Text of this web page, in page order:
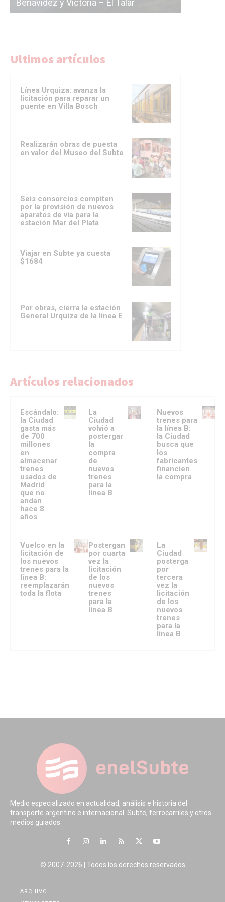
licitación de la línea F
Ultimos artículos
Línea Urquiza: avanza la
licitación para reparar un
puente en Villa Bosch
Realizarán obras de puesta
en valor del Museo del Subte
Seis consorcios compiten
por la provisión de nuevos
aparatos de vía para la
estación Mar del Plata
Viajar en Subte ya cuesta
$1684
Por obras, cierra la estación
General Urquiza de la línea E
Artículos relacionados
Escándalo:
la Ciudad
gasta más
de 700
millones
en
almacenar
trenes
usados de
Madrid
que no
andan
hace 8
años
La
Ciudad
volvió a
postergar
la
compra
de
nuevos
trenes
para la
línea B
Nuevos
trenes para
la línea B:
la Ciudad
busca que
los
fabricantes
financien
la compra
Vuelco en la
licitación de
los nuevos
trenes para la
línea B:
reemplazarán
toda la flota
Postergan
por cuarta
vez la
licitación
de los
nuevos
trenes
para la
línea B
La
Ciudad
posterga
por
tercera
vez la
licitación
de los
nuevos
trenes
para la
línea B
Medio especializado en actualidad, análisis e historia del
transporte argentino e internacional. Subte, ferrocarriles y otros
medios guiados.
© 2007-2026 | Todos los derechos reservados
ARCHIVO